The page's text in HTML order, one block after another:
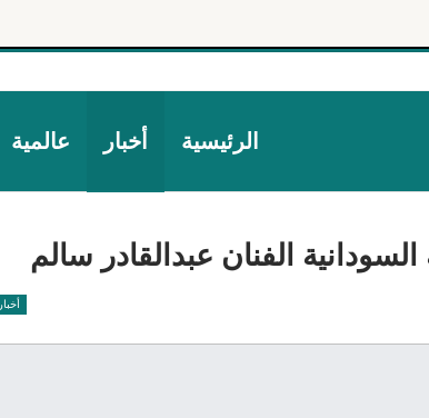
الرئيسية أخبار عالمية
الفنان عبدالقادر سالم
أخبار